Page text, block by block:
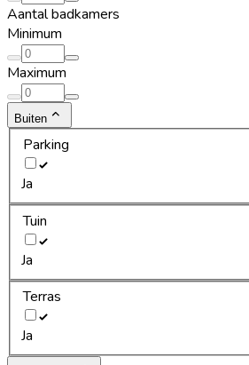
Aantal badkamers
Minimum
Maximum
Buiten
Parking
Ja
Tuin
Ja
Terras
Ja